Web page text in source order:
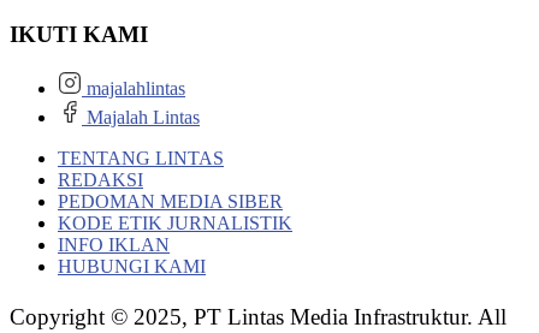
IKUTI KAMI
majalahlintas
Majalah Lintas
TENTANG LINTAS
REDAKSI
PEDOMAN MEDIA SIBER
KODE ETIK JURNALISTIK
INFO IKLAN
HUBUNGI KAMI
Copyright © 2025, PT Lintas Media Infrastruktur. All